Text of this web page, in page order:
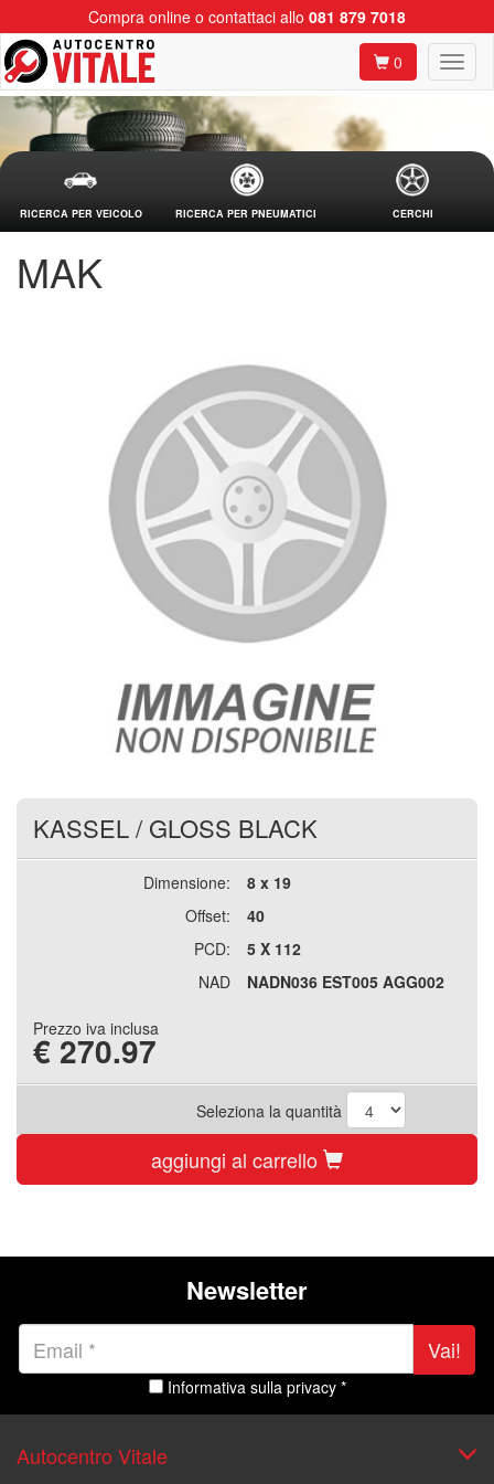
Compra online o contattaci allo 081 879 7018
0
RICERCA PER VEICOLO RICERCA PER PNEUMATICI CERCHI
MAK
KASSEL/ GLOSS BLACK
Dimensione:
8 x 19
Offset:
40
PCD:
5 X 112
NAD
NADN036 EST005 AGG002
Prezzo iva inclusa
€ 270.97
Seleziona la quantità
aggiungi al carrello
Newsletter
Vai!
Informativa sulla privacy *
Autocentro Vitale